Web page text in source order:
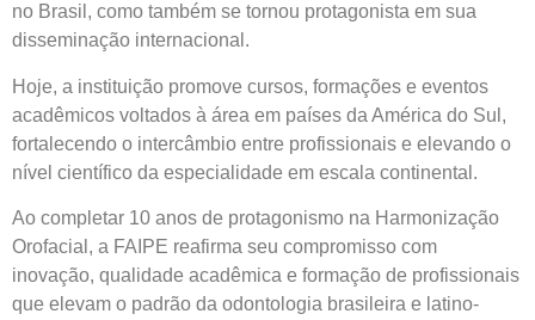
no Brasil, como também se tornou protagonista em sua
disseminação internacional.
Hoje, a instituição promove cursos, formações e eventos
acadêmicos voltados à área em países da América do Sul,
fortalecendo o intercâmbio entre profissionais e elevando o
nível científico da especialidade em escala continental.
Ao completar 10 anos de protagonismo na Harmonização
Orofacial, a FAIPE reafirma seu compromisso com
inovação, qualidade acadêmica e formação de profissionais
que elevam o padrão da odontologia brasileira e latino-